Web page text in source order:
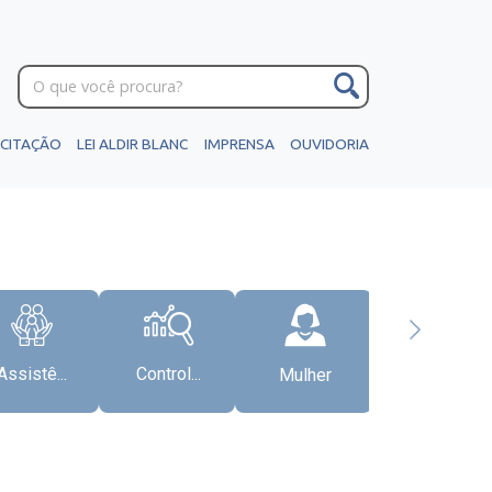
LEI ALDIR BLANC IMPRENSA OUVIDORIA
Control... Mulher